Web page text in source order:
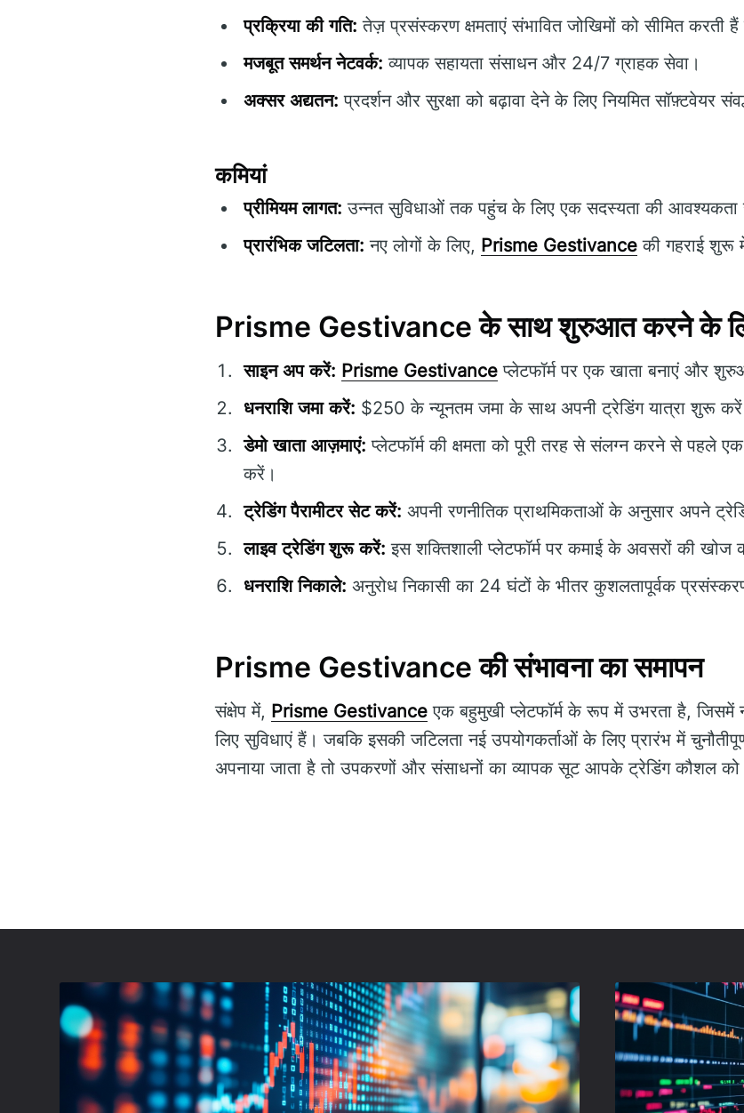
प्रक्रिया की गति: तेज़ प्रसंस्करण क्षमताएं संभावित जोखिमों को सीमित करती
मजबूत समर्थन नेटवर्क: व्यापक सहायता संसाधन और 24/7 ग्राहक सेवा।
अक्सर अद्यतन: प्रदर्शन और सुरक्षा को बढ़ावा देने के लिए नियमित सॉफ़्टवेयर
कमियां
प्रीमियम लागत: उन्नत सुविधाओं तक पहुंच के लिए एक सदस्यता की आवश्यकता
प्रारंभिक जटिलता: नए लोगों के लिए, Prisme Gestivance की गहराई शुरू
Prisme Gestivance के साथ शुरुआत करने के
साइन अप करें: Prisme Gestivance प्लेटफॉर्म पर एक खाता बनाएं और
धनराशि जमा करें: $250 के न्यूनतम जमा के साथ अपनी ट्रेडिंग यात्रा शुरू
डेमो खाता आज़माएं: प्लेटफॉर्म की क्षमता को पूरी तरह से संलग्न करने से पहले
करें।
ट्रेडिंग पैरामीटर सेट करें: अपनी रणनीतिक प्राथमिकताओं के अनुसार अपने
लाइव ट्रेडिंग शुरू करें: इस शक्तिशाली प्लेटफॉर्म पर कमाई के अवसरों की खोज
धनराशि निकाले: अनुरोध निकासी का 24 घंटों के भीतर कुशलतापूर्वक
Prisme Gestivance की संभावना का समापन
संक्षेप में, Prisme Gestivance एक बहुमुखी प्लेटफॉर्म के रूप में उभरता है, जिसमें
लिए सुविधाएं हैं। जबकि इसकी जटिलता नई उपयोगकर्ताओं के लिए प्रारंभ में
अपनाया जाता है तो उपकरणों और संसाधनों का व्यापक सूट आपके ट्रेडिंग कौशल को